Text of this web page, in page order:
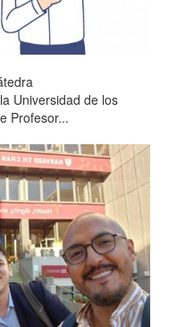
Universidad de los
Profesor...